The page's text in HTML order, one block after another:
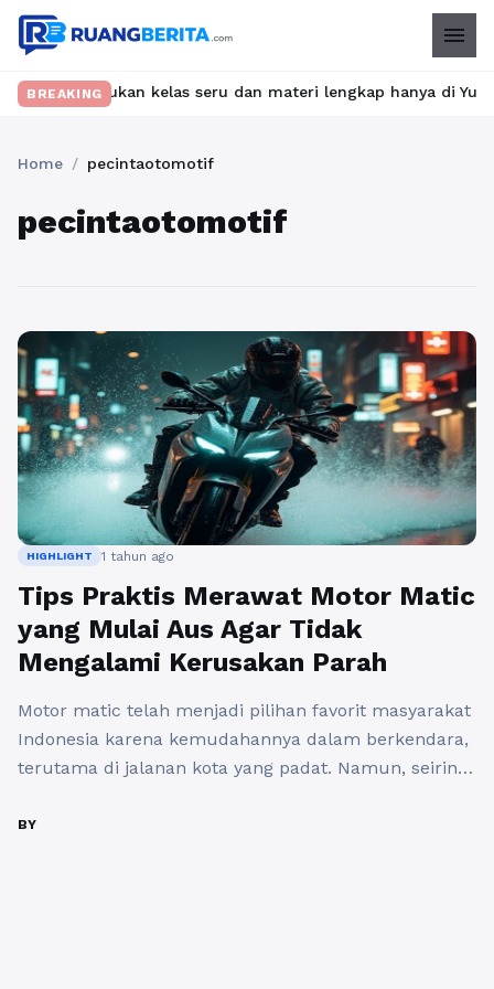
menu
BREAKING
Temukan kelas seru dan materi lengkap hanya di
Home / pecintaotomotif
pecintaotomotif
HIGHLIGHT 1 tahun ago
Tips Praktis Merawat Motor Matic
yang Mulai Aus Agar Tidak
Mengalami Kerusakan Parah
Motor matic telah menjadi pilihan favorit masyarakat
Indonesia karena kemudahannya dalam berkendara,
terutama di jalanan kota yang padat. Namun, seiring
motor matic tentu mengalami keausan. Jika tidak
BY